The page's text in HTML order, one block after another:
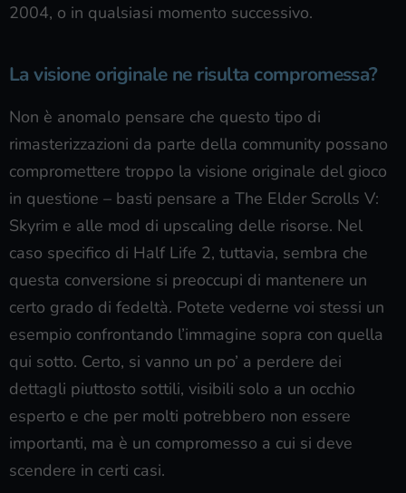
2004, o in qualsiasi momento successivo.
La visione originale ne risulta compromessa?
Non è anomalo pensare che questo tipo di
rimasterizzazioni da parte della community possano
compromettere troppo la visione originale del gioco
in questione – basti pensare a The Elder Scrolls V:
Skyrim e alle mod di upscaling delle risorse. Nel
caso specifico di Half Life 2, tuttavia, sembra che
questa conversione si preoccupi di mantenere un
certo grado di fedeltà. Potete vederne voi stessi un
esempio confrontando l’immagine sopra con quella
qui sotto. Certo, si vanno un po’ a perdere dei
dettagli piuttosto sottili, visibili solo a un occhio
esperto e che per molti potrebbero non essere
importanti, ma è un compromesso a cui si deve
scendere in certi casi.